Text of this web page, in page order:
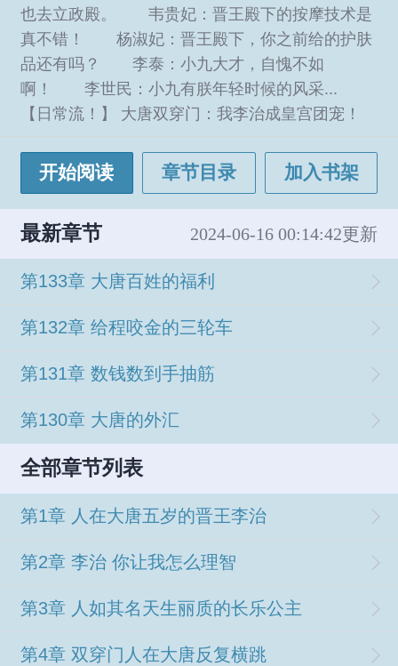
也去立政殿。 韦贵妃：晋王殿下的按摩技术是
真不错！ 杨淑妃：晋王殿下，你之前给的护肤
品还有吗？ 李泰：小九大才，自愧不如
啊！ 李世民：小九有朕年轻时候的风采...
【日常流！】 大唐双穿门：我李治成皇宫团宠！
开始阅读 章节目录 加入书架
最新章节 2024-06-16 00:14:42更新
第133章 大唐百姓的福利
第132章 给程咬金的三轮车
第131章 数钱数到手抽筋
第130章 大唐的外汇
全部章节列表
第1章 人在大唐五岁的晋王李治
第2章 李治 你让我怎么理智
第3章 人如其名天生丽质的长乐公主
第4章 双穿门人在大唐反复横跳